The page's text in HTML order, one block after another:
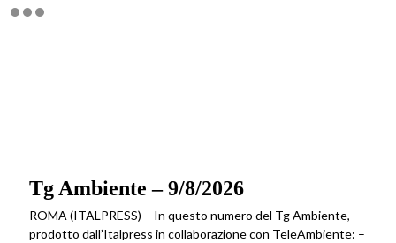
Tg Ambiente – 9/8/2026
ROMA (ITALPRESS) – In questo numero del Tg Ambiente,
prodotto dall’Italpress in collaborazione con TeleAmbiente: –